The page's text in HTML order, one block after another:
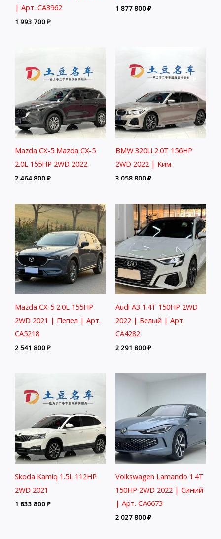
| Арт. CA3962
1 993 700₽
1 877 800₽
Mazda CX-5 Mazda CX-5
2.0L 155HP 2WD 2022
2 464 800₽
BMW 320Li 2.0T 156HP
2WD 2022 | Ким.
3 058 800₽
Mazda CX-5 2.0L 155HP
2WD 2021 | Пепел | Арт.
CA5218
2 541 800₽
Audi A3 1.4T 150HP 2WD
2022 | Белый | Арт.
CA4282
2 291 800₽
Skoda Kamiq 1.5L 112HP
2WD 2021
1 833 800₽
Volkswagen Lamando 1.4T
150HP 2WD 2022 | Синий
| Арт. CA6673
2 027 800₽